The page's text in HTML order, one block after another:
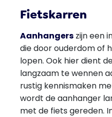
Fietskarren
Aanhangers zijn een
die door ouderdom of
lopen. Ook hier dient
langzaam te wennen
rustig kennismaken
wordt de aanhanger
met de fiets gereden.